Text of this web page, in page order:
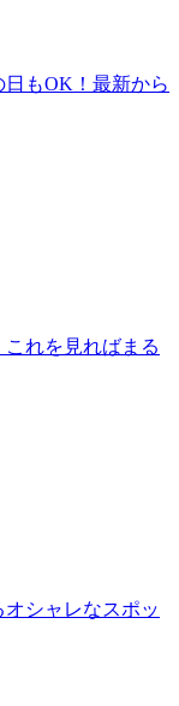
日もOK！最新から
これを見ればまる
オシャレなスポッ